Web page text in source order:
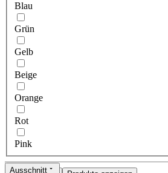
Blau
Grün
Gelb
Beige
Orange
Rot
Pink
Ausschnitt